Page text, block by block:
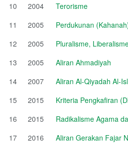
10
2004
Terorisme
11
2005
Perdukunan
12
2005
Pluralisme,
13
2005
Aliran Ahmadiyah
14
2007
Aliran Al-Qiyadah Al-
15
2015
Kriteria Pengkafiran
16
2015
Radikalisme Agama
17
2016
Aliran Gerakan Fajar